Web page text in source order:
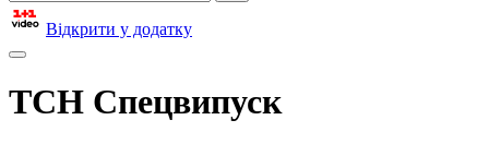
Відкрити у додатку
ТСН Спецвипуск